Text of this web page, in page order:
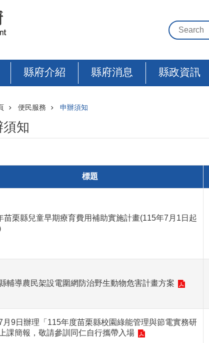
縣府介紹 縣府消息 縣政資訊
便民服務 申辦須知
須知
標題
苗栗縣兒童早期療育費用補助實施計畫(115年7月1日起
輔導農民架設電圍網防治野生動物危害計畫方案
月9日辦理「115年度苗栗縣校園綠能管理與節電實務研
課簡報，敬請參訓同仁自行攜帶入場